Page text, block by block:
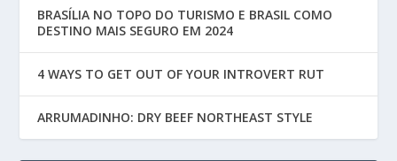
BRASÍLIA NO TOPO DO TURISMO E BRASIL COMO
DESTINO MAIS SEGURO EM 2024
4 WAYS TO GET OUT OF YOUR INTROVERT RUT
ARRUMADINHO: DRY BEEF NORTHEAST STYLE